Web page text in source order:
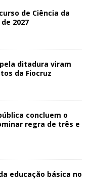
de Ciência da
2027
ditadura viram
da Fiocruz
concluem o
regra de três e
educação básica no